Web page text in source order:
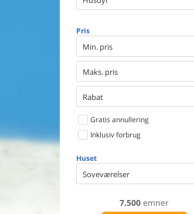
Pris
Min. pris
Maks. pris
Rabat
Gratis annullering
Inklusiv forbrug
Huset
Soveværelser
7.500 emner